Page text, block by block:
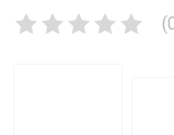
(